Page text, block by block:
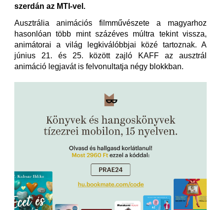
szerdán az MTI-vel.
Ausztrália animációs filmművészete a magyarhoz
hasonlóan több mint százéves múltra tekint vissza,
animátorai a világ legkiválóbbjai közé tartoznak. A
június 21. és 25. között zajló KAFF az ausztrál
animáció legjavát is felvonultatja négy blokkban.